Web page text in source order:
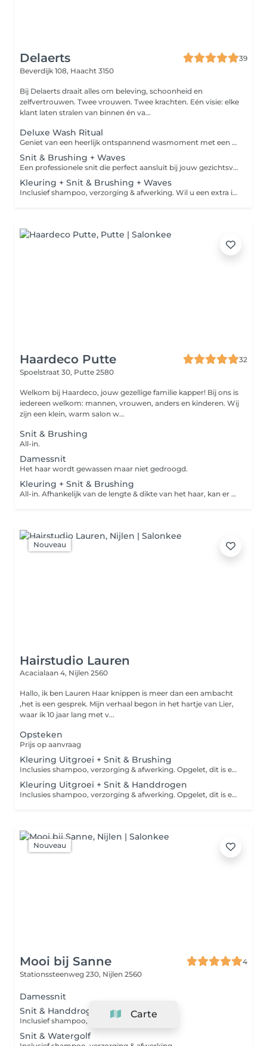
Delaerts
39
Beverdijk 108, Haacht 3150
Bij Delaerts draait alles om beleving, schoonheid en
zelfvertrouwen. Twee vrouwen. Twee krachten. Eén visie: elke
klant laten stralen van binnen én va...
Deluxe Wash Ritual
Geniet van een heerlijk ontspannend wasmoment met een aangepaste shampoo en verzorging op maat van jouw haar. Neem plaats in onze comfortabele massagestoel en kom volledig tot rust terwijl we je hoofdhuid verwennen met een zachte, ontspannende massage.
Snit & Brushing + Waves
Een professionele snit die perfect aansluit bij jouw gezichtsvorm, haartype en persoonlijkheid. Elk kapsel wordt met oog voor detail geknipt om een natuurlijke vorm, volume en moeiteloze styling te creëren van zacht en vrouwelijk tot modern en krachtig. Het haar wordt gewassen met een aangepaste shampoo en verzorging, gevolgd door een korte hoofdmassage. Wil u een extra intensieve verzorging? Gelieve deze apart bij te boeken in de categorie 'Hair Treatment'.
Kleuring + Snit & Brushing + Waves
Inclusief shampoo, verzorging & afwerking. Wil u een extra intensieve verzorging? Gelieve deze apart bij te boeken in de categorie 'Hair Treatment'. Afhankelijk van de hoeveelheid haar, kan er een supplement kleur worden aangerekend in het salon.
Haardeco Putte
32
Spoelstraat 30, Putte 2580
Welkom bij Haardeco, jouw gezellige familie kapper! Bij ons is
iedereen welkom: mannen, vrouwen, anders en kinderen. Wij
zijn een klein, warm salon w...
Snit & Brushing
All-in.
Damessnit
Het haar wordt gewassen maar niet gedroogd.
Kleuring + Snit & Brushing
All-in. Afhankelijk van de lengte & dikte van het haar, kan er een supplement kleur worden aangerekend in het salon.
Nouveau
Hairstudio Lauren
Acacialaan 4, Nijlen 2560
Hallo, ik ben Lauren Haar knippen is meer dan een ambacht
,het is een gesprek. Mijn verhaal begon in het hartje van Lier,
waar ik 10 jaar lang met v...
Opsteken
Prijs op aanvraag
Kleuring Uitgroei + Snit & Brushing
Inclusies shampoo, verzorging & afwerking. Opgelet, dit is een vanaf prijs. Afhankelijk van de lengte en dikte van het haar, kan er een supplement kleur worden aangerekend in het salon.
Kleuring Uitgroei + Snit & Handdrogen
Inclusies shampoo, verzorging & afwerking. Opgelet, dit is een vanaf prijs. Afhankelijk van de lengte en dikte van het haar, kan er een supplement kleur worden aangerekend in het salon.
Nouveau
Mooi bij Sanne
4
Stationssteenweg 230, Nijlen 2560
Damessnit
Snit & Handdrogen
Inclusief shampoo, verzorging & afwerking.
Snit & Watergolf
Carte